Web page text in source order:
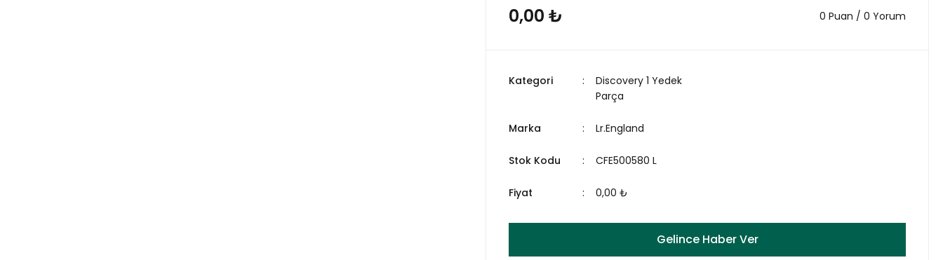
0,00 ₺ 0 Puan / 0 Yorum
Kategori
Discovery 1 Yedek
Parça
Marka Lr.England
Stok Kodu CFE500580 L
Fiyat 0,00 ₺
Gelince Haber Ver